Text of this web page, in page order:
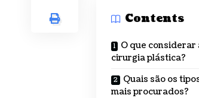
Contents
O que
cirurgia plástica?
Quais são os
mais procurados?